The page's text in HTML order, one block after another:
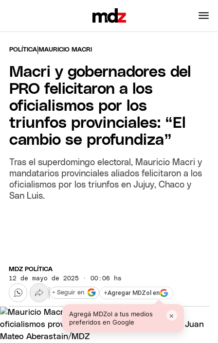
POLÍTICA |MAURICIO MACRI
Macri y gobernadores del
PRO felicitaron a los
oficialismos por los
triunfos provinciales: “El
cambio se profundiza”
Tras el superdomingo electoral, Mauricio Macri y
mandatarios provinciales aliados felicitaron a los
oficialismos por los triunfos en Jujuy, Chaco y
San Luis.
MDZ POLÍTICA
12 de mayo de 2025 · 00:06 hs
+Agregar MDZol en
Agregá MDZol a tus medios
preferidos en Google
×
+ Seguir en